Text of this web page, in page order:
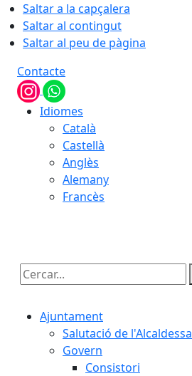
Saltar a la capçalera
Saltar al contingut
Saltar al peu de pàgina
Contacte
Idiomes
Català
Castellà
Anglès
Alemany
Francès
Cercar:
Ajuntament
Salutació de l'Alcaldessa
Govern
Consistori